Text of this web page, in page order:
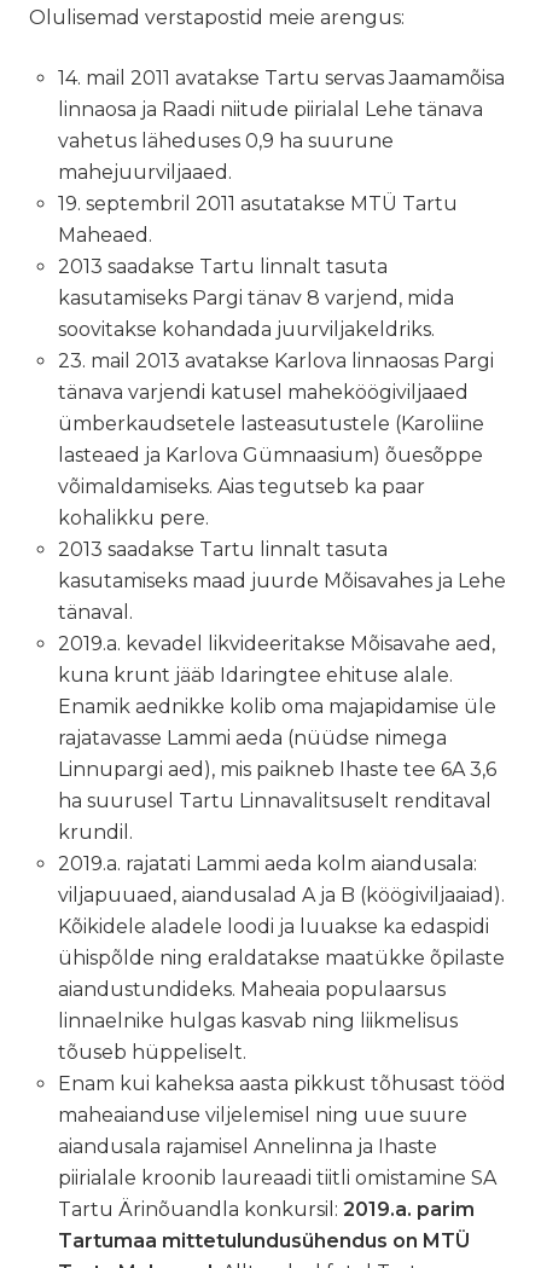
Olulisemad verstapostid meie arengus:
14. mail 2011 avatakse Tartu servas Jaamamõisa
linnaosa ja Raadi niitude piirialal Lehe tänava
vahetus läheduses 0,9 ha suurune
mahejuurviljaaed.
19. septembril 2011 asutatakse MTÜ Tartu
Maheaed.
2013 saadakse Tartu linnalt tasuta
kasutamiseks Pargi tänav 8 varjend, mida
soovitakse kohandada juurviljakeldriks.
23. mail 2013 avatakse Karlova linnaosas Pargi
tänava varjendi katusel maheköögiviljaaed
ümberkaudsetele lasteasutustele (Karoliine
lasteaed ja Karlova Gümnaasium) õuesõppe
võimaldamiseks. Aias tegutseb ka paar
kohalikku pere.
2013 saadakse Tartu linnalt tasuta
kasutamiseks maad juurde Mõisavahes ja Lehe
tänaval.
2019.a. kevadel likvideeritakse Mõisavahe aed,
kuna krunt jääb Idaringtee ehituse alale.
Enamik aednikke kolib oma majapidamise üle
rajatavasse Lammi aeda (nüüdse nimega
Linnupargi aed), mis paikneb Ihaste tee 6A 3,6
ha suurusel Tartu Linnavalitsuselt renditaval
krundil.
2019.a. rajatati Lammi aeda kolm aiandusala:
viljapuuaed, aiandusalad A ja B (köögiviljaaiad).
Kõikidele aladele loodi ja luuakse ka edaspidi
ühispõlde ning eraldatakse maatükke õpilaste
aiandustundideks. Maheaia populaarsus
linnaelnike hulgas kasvab ning liikmelisus
tõuseb hüppeliselt.
Enam kui kaheksa aasta pikkust tõhusast tööd
maheaianduse viljelemisel ning uue suure
aiandusala rajamisel Annelinna ja Ihaste
piirialale kroonib laureaadi tiitli omistamine SA
Tartu Ärinõuandla konkursil: 2019.a. parim
Tartumaa mittetulundusühendus on MTÜ